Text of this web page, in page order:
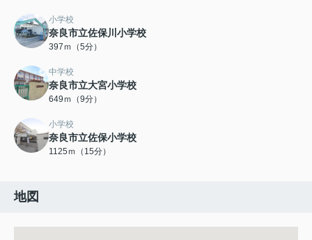
小学校
奈良市立佐保川小学校
397ｍ（5分）
中学校
奈良市立大宮小学校
649ｍ（9分）
小学校
奈良市立佐保小学校
1125ｍ（15分）
地図